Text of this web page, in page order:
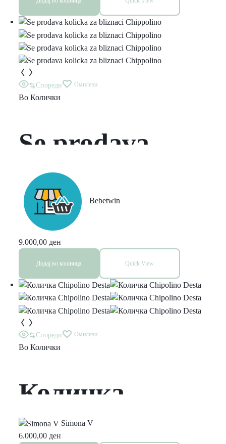
Спореди Омилени
Во Колички
Se prodava
kolicka za
bliznaci
Chippolino
Bebetwin
9.000,00 ден
Додај во кошница Quick View
Спореди Омилени
Во Колички
Количка
Chipolino Desta
Simona V
6.000,00 ден